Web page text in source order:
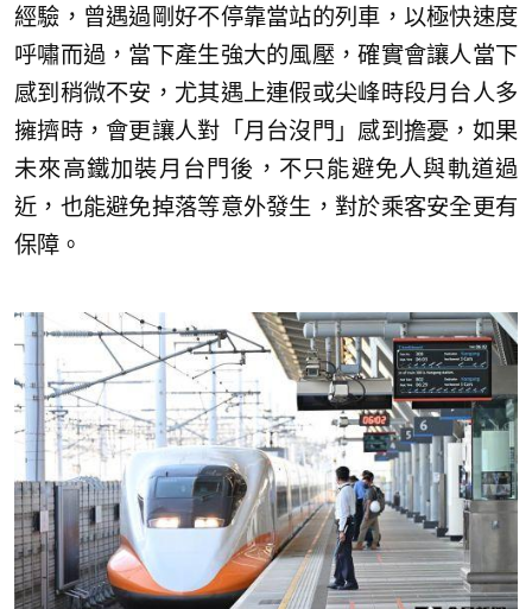
經驗，曾遇過剛好不停靠當站的列車，以極快速度
呼嘯而過，當下產生強大的風壓，確實會讓人當下
感到稍微不安，尤其遇上連假或尖峰時段月台人多
擁擠時，會更讓人對「月台沒門」感到擔憂，如果
未來高鐵加裝月台門後，不只能避免人與軌道過
近，也能避免掉落等意外發生，對於乘客安全更有
保障。